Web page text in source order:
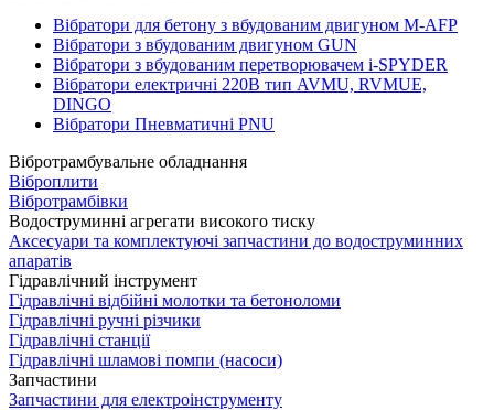
Вібратори для бетону з вбудованим двигуном M-AFP
Вібратори з вбудованим двигуном GUN
Вібратори з вбудованим перетворювачем i-SPYDER
Вібратори електричні 220B тип AVMU, RVMUE,
DINGO
Вібратори Пневматичні PNU
Вібротрамбувальне обладнання
Віброплити
Вібротрамбівки
Водоструминні агрегати високого тиску
Аксесуари та комплектуючі запчастини до водоструминних
апаратів
Гідравлічний інструмент
Гідравлічні відбійні молотки та бетоноломи
Гідравлічні ручні різчики
Гідравлічні станції
Гідравлічні шламові помпи (насоси)
Запчастини
Запчастини для електроінструменту